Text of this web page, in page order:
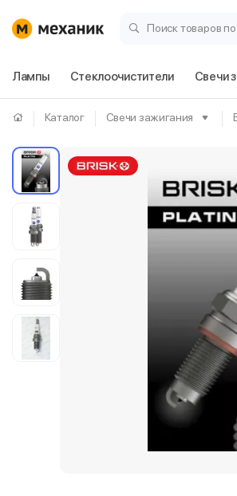
Поиск товаров
Лампы Стеклоочистители Свечи
Каталог Свечи зажигания